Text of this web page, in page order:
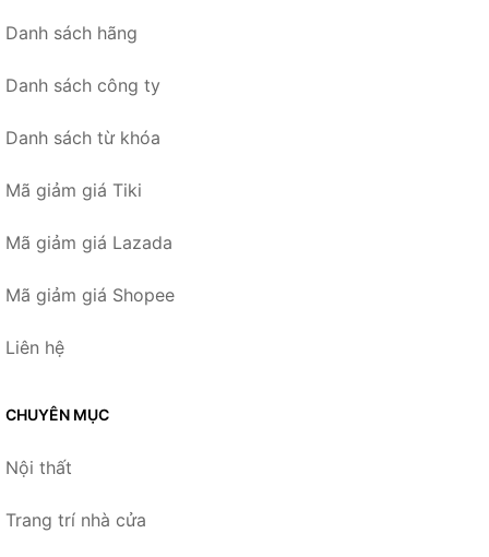
Danh sách hãng
Danh sách công ty
Danh sách từ khóa
Mã giảm giá Tiki
Mã giảm giá Lazada
Mã giảm giá Shopee
Liên hệ
CHUYÊN MỤC
Nội thất
Trang trí nhà cửa